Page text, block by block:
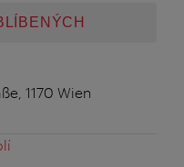
1170 Wien